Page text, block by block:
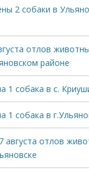
2 собаки в
отлов
районе
1 собака в с.
1 собака в
августа отлов